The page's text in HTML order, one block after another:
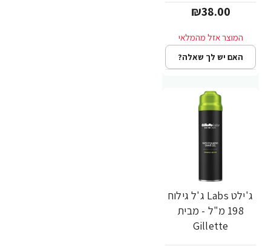
₪38.00
האם יש לך שאלה?
ג'ילט Labs ג'ל גילוח
198 מ"ל - מבית
Gillette